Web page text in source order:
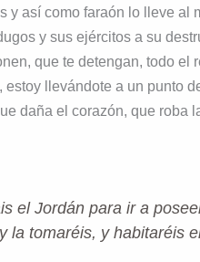
y así como faraón lo lleve al
y sus ejércitos a su
que te detengan, todo el
llevándote a un punto
daña el corazón, que roba
el Jordán para ir a
la tomaréis, y habitaréis